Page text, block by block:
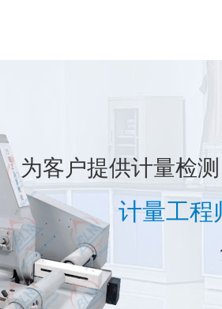
为客户提供计量检测
计量工程